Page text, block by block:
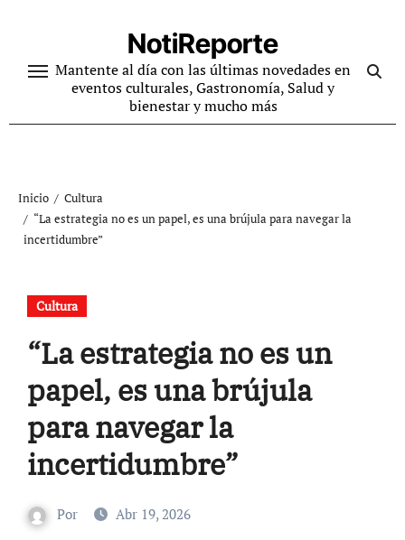
contenido
NotiReporte
Mantente al día con las últimas novedades en
eventos culturales, Gastronomía, Salud y
bienestar y mucho más
Inicio
Cultura
“La estrategia no es un papel, es una brújula para navegar la
incertidumbre”
Cultura
“La estrategia no es un
papel, es una brújula
para navegar la
incertidumbre”
Por Abr 19, 2026